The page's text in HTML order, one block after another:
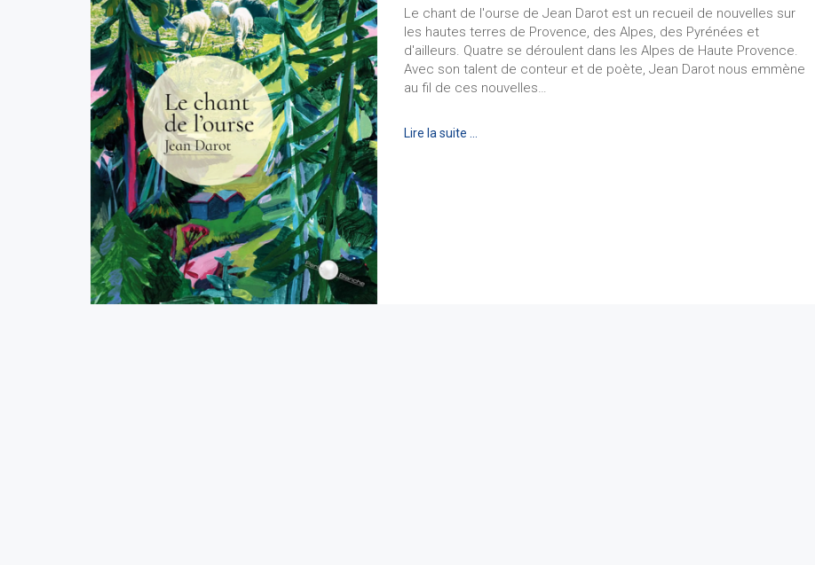
Le chant de l'ourse de Jean Darot est un recueil de nouvelles sur
les hautes terres de Provence, des Alpes, des Pyrénées et
d'ailleurs. Quatre se déroulent dans les Alpes de Haute Provence.
Avec son talent de conteur et de poète, Jean Darot nous emmène
au fil de ces nouvelles…
Lire la suite …